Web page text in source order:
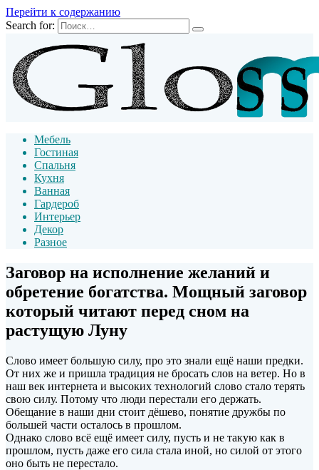
Перейти к содержанию
Search for:
Мебель
Гостиная
Спальня
Кухня
Ванная
Гардероб
Интерьер
Декор
Разное
Заговор на исполнение желаний и
обретение богатства. Мощный заговор
который читают перед сном на
растущую Луну
Слово имеет большую силу, про это знали ещё наши предки.
От них же и пришла традиция не бросать слов на ветер. Но в
наш век интернета и высоких технологий слово стало терять
свою силу. Потому что люди перестали его держать.
Обещание в наши дни стоит дёшево, понятие дружбы по
большей части осталось в прошлом.
Однако слово всё ещё имеет силу, пусть и не такую как в
прошлом, пусть даже его сила стала иной, но силой от этого
оно быть не перестало.